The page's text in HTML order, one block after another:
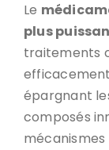
Le
plus
traitements
épargnant
composés